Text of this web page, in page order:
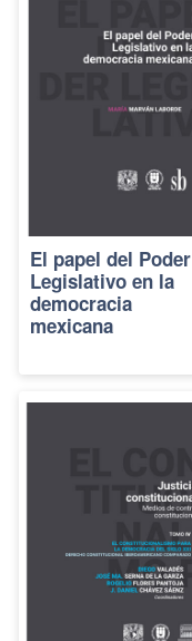
El papel del Poder
Legislativo en la
democracia
mexicana